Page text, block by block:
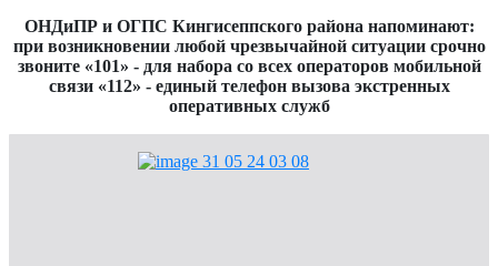
ОНДиПР и ОГПС Кингисеппского района напоминают:
при возникновении любой чрезвычайной ситуации срочно
звоните «101» - для набора со всех операторов мобильной
связи «112» - единый телефон вызова экстренных
оперативных служб